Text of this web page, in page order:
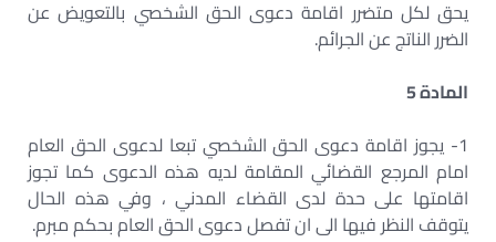
يحق لكل متضرر اقامة دعوى الحق الشخصي بالتعويض عن
الضرر الناتج عن الجرائم.
المادة 5
1- يجوز اقامة دعوى الحق الشخصي تبعا لدعوى الحق العام
امام المرجع القضائي المقامة لديه هذه الدعوى كما تجوز
اقامتها على حدة لدى القضاء المدني ، وفي هذه الحال
يتوقف النظر فيها الى ان تفصل دعوى الحق العام بحكم مبرم.